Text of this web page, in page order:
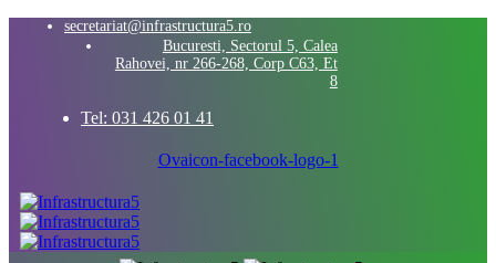
secretariat@infrastructura5.ro
Bucuresti, Sectorul 5, Calea
Rahovei, nr 266-268, Corp C63, Et
8
Tel: 031 426 01 41
Ovaicon-facebook-logo-1